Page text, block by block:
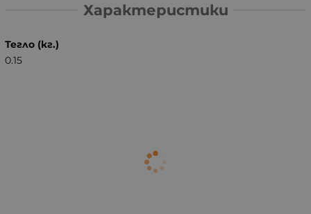
Характеристики
Тегло (кг.)
0.15